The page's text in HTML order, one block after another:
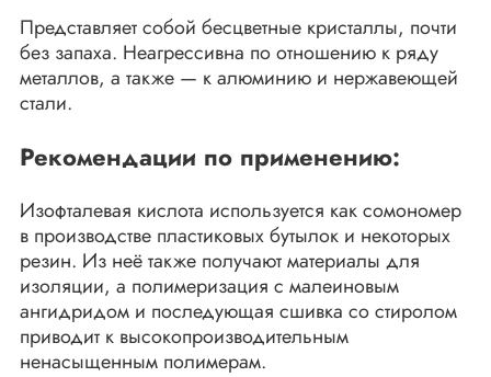
Представляет собой бесцветные кристаллы, почти
без запаха. Неагрессивна по отношению к ряду
металлов, а также — к алюминию и нержавеющей
стали.
Рекомендации по применению:
Изофталевая кислота используется как сомономер
в производстве пластиковых бутылок и некоторых
резин. Из неё также получают материалы для
изоляции, а полимеризация с малеиновым
ангидридом и последующая сшивка со стиролом
приводит к высокопроизводительным
ненасыщенным полимерам.